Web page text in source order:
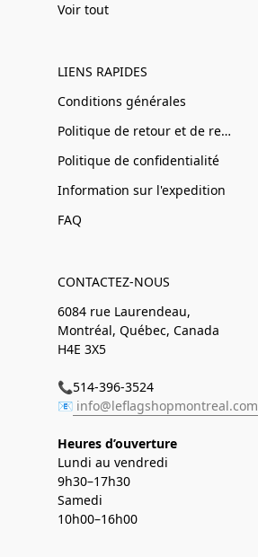
Voir tout
LIENS RAPIDES
Conditions générales
Politique de retour et de remboursement
Politique de confidentialité
Information sur l'expedition
FAQ
CONTACTEZ-NOUS
6084 rue Laurendeau,
Montréal, Québec, Canada
H4E 3X5
📞514-396-3524
📧 info@leflagshopmontreal.com
Heures d’ouverture
Lundi au vendredi
9h30–17h30
Samedi
10h00–16h00